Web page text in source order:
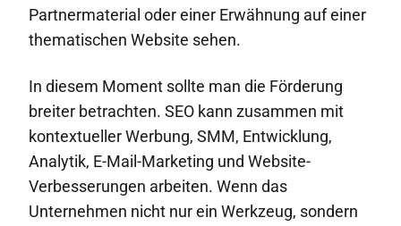
Partnermaterial oder einer Erwähnung auf einer
thematischen Website sehen.
In diesem Moment sollte man die Förderung
breiter betrachten. SEO kann zusammen mit
kontextueller Werbung, SMM, Entwicklung,
Analytik, E-Mail-Marketing und Website-
Verbesserungen arbeiten. Wenn das
Unternehmen nicht nur ein Werkzeug, sondern